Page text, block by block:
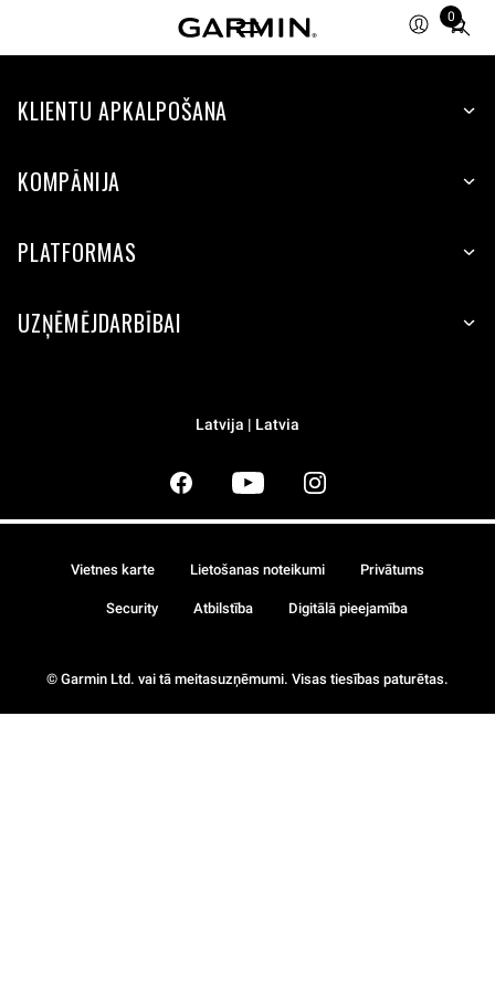
0
Total
items
cart:
KLIENTU APKALPOŠANA
KOMPĀNIJA
PLATFORMAS
UZŅĒMĒJDARBĪBAI
Latvija | Latvia
© Garmin Ltd. vai tā meitasuzņēmumi. Visas tiesības paturētas.
Vietnes karte Lietošanas noteikumi Privātums
Security Atbilstība Digitālā pieejamība